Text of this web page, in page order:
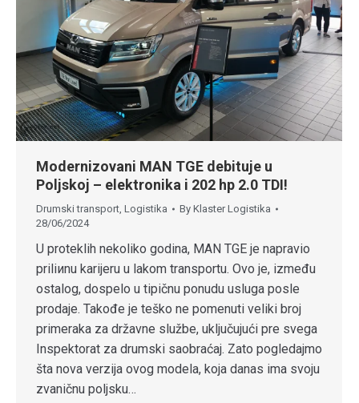
Modernizovani MAN TGE debituje u
Poljskoj – elektronika i 202 hp 2.0 TDI!
Drumski transport Logistika By Klaster Logistika
28/06/2024
U proteklih nekoliko godina, MAN TGE je napravio
priliиnu karijeru u lakom transportu. Ovo je, između
ostalog, dospelo u tipičnu ponudu usluga posle
prodaje. Takođe je teško ne pomenuti veliki broj
primeraka za državne službe, uključujući pre svega
Inspektorat za drumski saobraćaj. Zato pogledajmo
šta nova verzija ovog modela, koja danas ima svoju
zvaničnu poljsku…